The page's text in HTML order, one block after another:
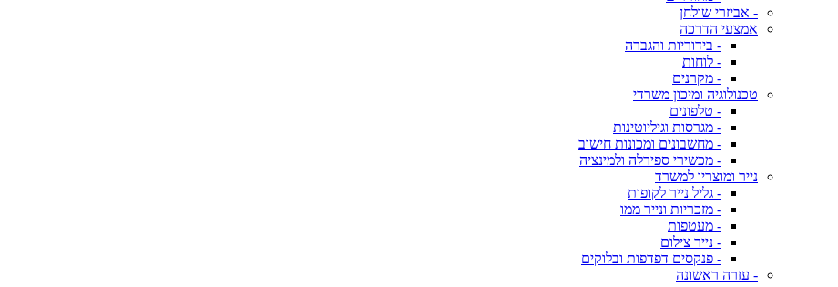
- אביזרי שולחן
אמצעי הדרכה
- בידוריות והגברה
- לוחות
- מקרנים
טכנולוגיה ומיכון משרדי
- טלפונים
- מגרסות וגיליוטינות
- מחשבונים ומכונות חישוב
- מכשירי ספירלה ולמינציה
נייר ומוצריו למשרד
- גליל נייר לקופות
- מזכריות ונייר ממו
- מעטפות
- נייר צילום
- פנקסים דפדפות ובלוקים
- עזרה ראשונה